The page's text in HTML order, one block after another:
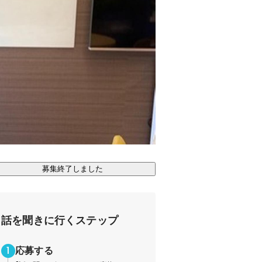
募集終了しました
話を聞きに行くステップ
応募する